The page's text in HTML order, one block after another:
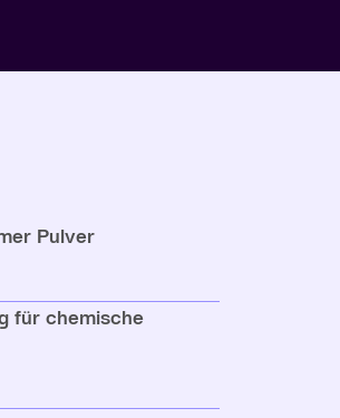
Pulver
für chemische